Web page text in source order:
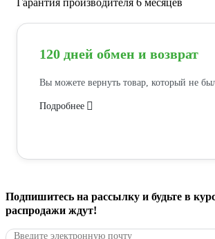
Гарантия производителя 6 месяцев
120 дней обмен и возврат
Вы можете вернуть товар, который не
Подробнее
Подпишитесь на рассылку и будьте в
распродажи ждут!